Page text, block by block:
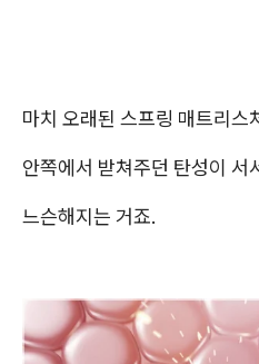
마치 오래된 스프링 매트리스
안쪽에서 받쳐주던 탄성이 서
느슨해지는 거죠.